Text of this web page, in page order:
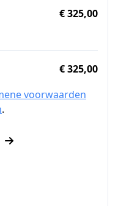
€ 325,00
€ 325,00
voorwaarden
.